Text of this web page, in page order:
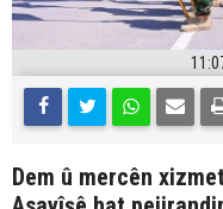
Dem û mercên